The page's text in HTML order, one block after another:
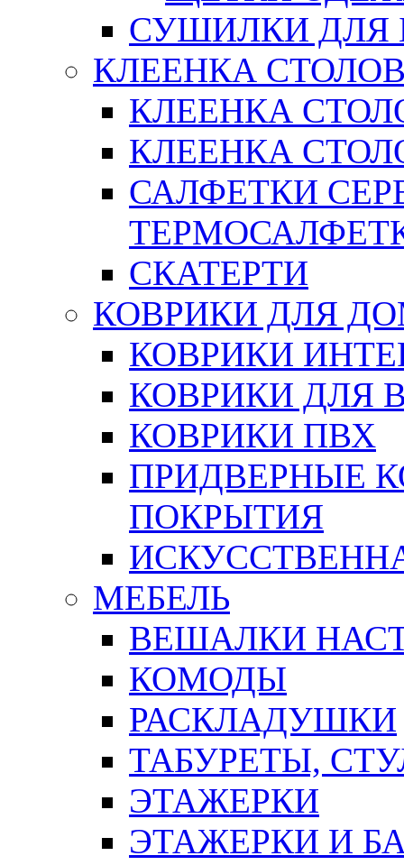
СУШИЛКИ ДЛЯ
КЛЕЕНКА
КЛЕЕНКА
КЛЕЕНКА
САЛФЕТКИ
СКАТЕРТИ
КОВРИКИ ДЛЯ
КОВРИКИ
КОВРИКИ ДЛЯ
КОВРИКИ ПВХ
ПРИДВЕРНЫЕ
ПОКРЫТИЯ
МЕБЕЛЬ
ВЕШАЛКИ
КОМОДЫ
РАСКЛАДУШКИ
ТАБУРЕТЫ,
ЭТАЖЕРКИ
ЭТАЖЕРКИ И